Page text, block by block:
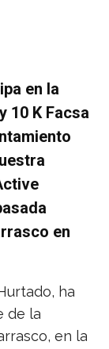
en la
10 K Facsa
en
ha
de la
en la